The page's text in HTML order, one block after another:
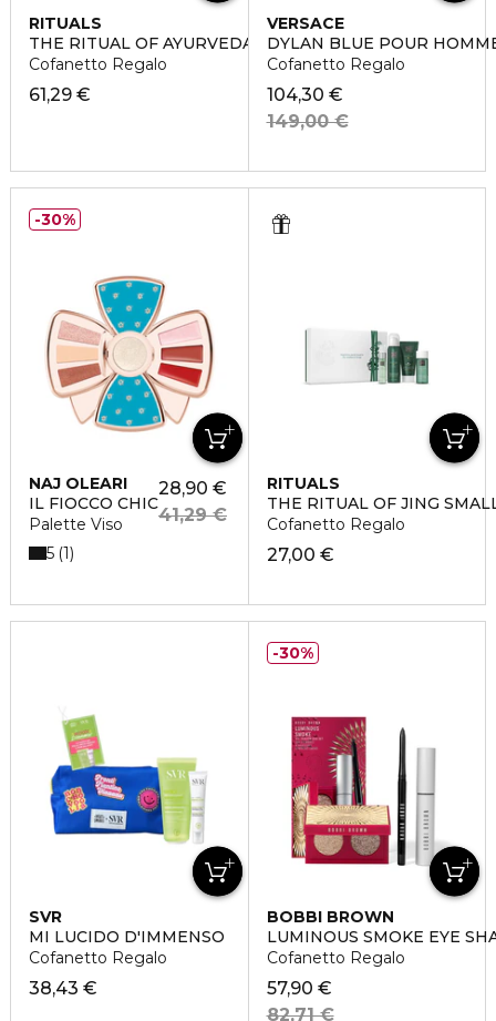
RITUALS
THE RITUAL OF AYURVEDA
Cofanetto Regalo
61,29 €
VERSACE
DYLAN BLUE POUR
Cofanetto Regalo
104,30 €
149,00 €
NAJ OLEARI
IL FIOCCO CHIC
Palette Viso
28,90 €
41,29 €
5 1
30%
RITUALS
THE RITUAL OF JING
Cofanetto Regalo
27,00 €
SVR
MI LUCIDO D'IMMENSO
Cofanetto Regalo
38,43 €
BOBBI BROWN
LUMINOUS SMOKE EYE
Cofanetto Regalo
57,90 €
82,71 €
30%